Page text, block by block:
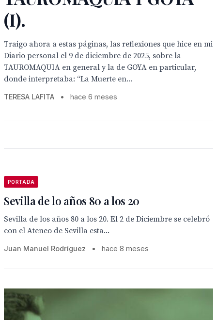
(I).
Traigo ahora a estas páginas, las reflexiones que hice en mi
Diario personal el 9 de diciembre de 2025, sobre la
TAUROMAQUIA en general y la de GOYA en particular,
donde interpretaba: “La Muerte en...
TERESA LAFITA • hace 6 meses
PORTADA
Sevilla de lo años 80 a los 20
Sevilla de los años 80 a los 20. El 2 de Diciembre se celebró
con el Ateneo de Sevilla esta...
Juan Manuel Rodríguez • hace 8 meses